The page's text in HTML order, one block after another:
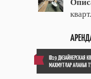
ID19 ДИЗАЙНЕРСКАЯ
МАХМУТЛАР АЛАНЬЯ